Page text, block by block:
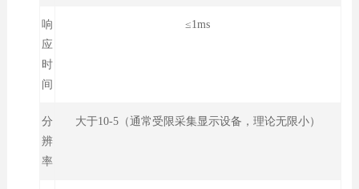
响
应
时
间
≤1ms
分
辨
率
大于10-5（通常受限采集显示设备，理论无限小）